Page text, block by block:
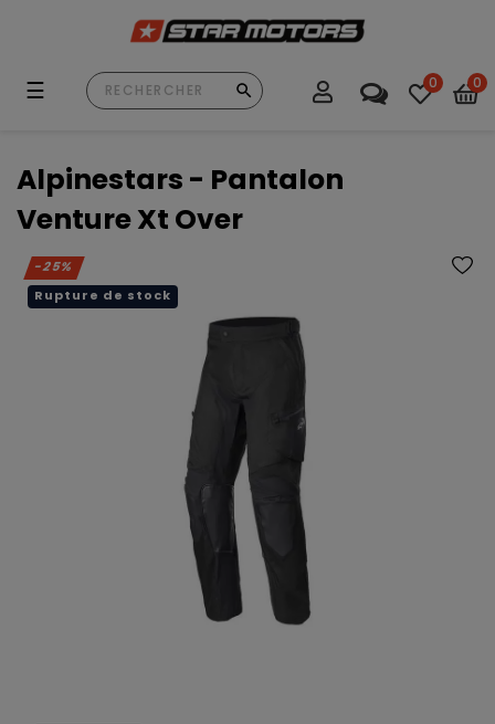
Basculer
☰ 0 0
Alpinestars - Pantalon
Venture Xt Over
-25%
Rupture de stock